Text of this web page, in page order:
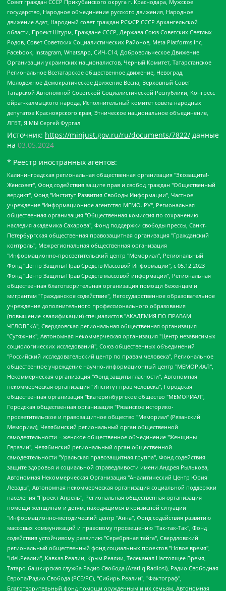
Совет граждан СССР Прикубанского округа г. Краснодара, Мужское
государство, Народное объединение русского движения, Народное
движение Адат, Народный совет граждан РСФСР СССР Архангельской
области, Проект Штурм, Граждане СССР, Держава Союз Советских Светлых
Родов, Совет Советских Социалистических Районов, Meta Platforms Inc,
Facebook, Instagram, WhatsApp, СИЧ-С14, Добровольческое Движение
Организации украинских националистов, Черный Комитет, Татарстанское
Региональное Всетатарское общественное движение, Невоград,
Молодежное Демократическое Движение Весна, Верховный Совет
Татарской Автономной Советской Социалистической Республики, Конгресс
ойрат-калмыцкого народа, Исполнительный комитет совета народных
депутатов Красноярского края, Этническое национальное объединение,
ЛГБТ, Я.МЫ Сергей Фургал
Источник: https://minjust.gov.ru/ru/documents/7822/ данные
на 03.05.2024
* Реестр иностранных агентов:
Калининградская региональная общественная организация "Экозащита!-Женсовет", Фонд содействия защите прав и свобод граждан "Общественный вердикт", Фонд "Институт Развития Свободы Информации", Частное учреждение "Информационное агентство МЕМО. РУ", Региональная общественная организация "Общественная комиссия по сохранению наследия академика Сахарова", Фонд поддержки свободы прессы, Санкт-Петербургская общественная правозащитная организация "Гражданский контроль", Межрегиональная общественная организация "Информационно-просветительский центр "Мемориал", Региональный Фонд "Центр Защиты Прав Средств Массовой Информации", с 05.12.2023 Фонд "Центр Защиты Прав Средств массовой информации", Региональная общественная благотворительная организация помощи беженцам и мигрантам "Гражданское содействие", Негосударственное образовательное учреждение дополнительного профессионального образования (повышение квалификации) специалистов "АКАДЕМИЯ ПО ПРАВАМ ЧЕЛОВЕКА", Свердловская региональная общественная организация "Сутяжник", Автономная некоммерческая организация "Центр независимых социологических исследований", Союз общественных объединений "Российский исследовательский центр по правам человека", Региональное общественное учреждение научно-информационный центр "МЕМОРИАЛ", Некоммерческая организация "Фонд защиты гласности", Автономная некоммерческая организация "Институт прав человека", Городская общественная организация "Екатеринбургское общество "МЕМОРИАЛ", Городская общественная организация "Рязанское историко-просветительское и правозащитное общество "Мемориал" (Рязанский Мемориал), Челябинский региональный орган общественной самодеятельности – женское общественное объединение "Женщины Евразии", Челябинский региональный орган общественной самодеятельности "Уральская правозащитная группа", Фонд содействия защите здоровья и социальной справедливости имени Андрея Рылькова, Автономная Некоммерческая Организация "Аналитический Центр Юрия Левады", Автономная некоммерческая организация социальной поддержки населения "Проект Апрель", Региональная общественная организация помощи женщинам и детям, находящимся в кризисной ситуации "Информационно-методический центр "Анна", Фонд содействия развитию массовых коммуникаций и правовому просвещению "Так-так-Так", Фонд содействия устойчивому развитию "Серебряная тайга", Свердловский региональный общественный фонд социальных проектов "Новое время", "Idel.Реалии", Кавказ.Реалии, Крым.Реалии, Телеканал Настоящее Время, Татаро-башкирская служба Радио Свобода (Azatliq Radiosi), Радио Свободная Европа/Радио Свобода (PCE/PC), "Сибирь.Реалии", "Фактограф", Благотворительный фонд помощи осужденным и их семьям, Автономная некоммерческая организация "Институт глобализации и социальных движений", Фонд "В защиту прав заключенных", Частное учреждение "Центр поддержки и содействия развитию средств массовой информации", Пензенский региональный общественный благотворительный фонд "Гражданский союз", "Север.Реалии", Некоммерческая организация Фонд "Правовая инициатива", Общество с ограниченной ответственностью "Радио Свободная Европа/Радио Свобода", Чешское информационное агентство "MEDIUM-ORIENT", Красноярская региональная общественная организация "Мы против СПИДа", Камалягин Денис Николаевич, Маркелов Сергей Евгеньевич, Пономарев Лев Александрович, Савицкая Людмила Алексеевна, Автономная некоммерческая организация "Центр по работе с проблемой насилия "НАСИЛИЮ.НЕТ", Межрегиональный профессиональный союз работников здравоохранения "Альянс врачей", Юридическое лицо, зарегистрированное в Латвийской Республике, SIA "Medusa Project" (регистрационный номер 40103797863, дата регистрации 10.06.2014), Некоммерческая организация "Фонд по борьбе с коррупцией", Автономная некоммерческая организация "Институт права и публичной политики", Баданин Роман Сергеевич, Гликин Максим Александрович, Железнова Мария Михайловна, Лукьянова Юлия Сергеевна, Маетная Елизавета Витальевна, Маняхин Петр Борисович, Чуракова Ольга Владимировна, Ярош Юлия Петровна, Юридическое лицо "The Insider SIA", зарегистрированное в Риге, Латвийская Республика (дата регистрации 26.06.2015), являющееся администратором доменного имени интернет-издания "The Insider SIA", https://theins.ru, Постернак Алексей Евгеньевич, Рубин Михаил Аркадьевич, Анин Роман Александрович, Юридическое лицо Istories fonds, зарегистрированное в Латвийской Республике (регистрационный номер 50008295751, дата регистрации 24.02.2020), Великовский Дмитрий Александрович, Долинина Ирина Николаевна, Мароховская Алеся Алексеевна, Шлейнов Роман Юрьевич, Шмагун Олеся Валентиновна, Общество с ограниченной ответственностью "Альтаир 2021", Общество с ограниченной ответственностью "Вега 2021", Общество с ограниченной ответственностью "Главный редактор 2021", Общество с ограниченной ответственностью "Ромашки монолит", Важенков Артем Валерьевич, Ивановская областная общественная организация "Центр гендерных исследований", Гурман Юрий Альбертович, Медиапроект "ОВД-Инфо", Егоров Владимир Владимирович, Жилинский Владимир Александрович, Общество с ограниченной ответственностью "ЗП", Иванова София Юрьевна, Карезина Инна Павловна, Кильтау Екатерина Викторовна, Петров Алексей Викторович, Пискунов Сергей Евгеньевич, Смирнов Сергей Сергеевич, Тихонов Михаил Сергеевич, Общество с ограниченной ответственностью "ЖУРНАЛИСТ-ИНОСТРАННЫЙ АГЕНТ", Арапова Галина Юрьевна, Вольтская Татьяна Анатольевна, Американская компания "Mason G.E.S. Anonymous Foundation" (США), являющаяся владельцем интернет-издания https://mnews.world/, Компания "Stichting Bellingcat", зарегистрированная в Нидерландах (дата регистрации 11.07.2018), Захаров Андрей Вячеславович, Клепиковская Екатерина Дмитриевна, Общество с ограниченной ответственностью "МЕМО", Перл Роман Александрович, Симонов Евгений Алексеевич, Соловьева Елена Анатольевна, Сотников Даниил Владимирович, Сурначева Елизавета Дмитриевна, Автономная некоммерческая организация по защите прав человека и информированию населения "Якутия – Наше Мнение", Общество с ограниченной ответственностью "Москоу диджитал медиа", с 26.01.2023 Общество с ограниченной ответственностью "Чайка Белые сады", Ветошкина Валерия Валерьевна, Заговора Максим Александрович, Межрегиональное общественное движение "Российская ЛГБТ - сеть", Оленичев Максим Владимирович, Павлов Иван Юрьевич, Скворцова Елена Сергеевна, Общество с ограниченной ответственностью "Как бы инагент", Кочетков Игорь Викторович, Общество с ограниченной ответственностью "Честные выборы", Еланчик Олег Александрович, Общество с ограниченной ответственностью "Нобелевский призыв", Гималова Регина Эмилевна, Григорьев Андрей Валерьевич, Григорьева Алина Александровна, Ассоциация по содействию защите прав призывников, альтернативнослужащих и военнослужащих "Правозащитная группа "Гражданин.Армия.Право", Хисамова Регина Фаритовна, Автономная некоммерческая организация по реализации социально-правовых программ "Лилит", Дальневосточное общественное движение "Маяк", Санкт-Петербургская ЛГБТ-инициативная группа "Выход", Инициативная группа ЛГБТ+ "Реверс", Алексеев Андрей Викторович, Бекбулатова Таисия Львовна, Беляев Иван Михайлович, Владыкина Елена Сергеевна, Гельман Марат Александрович, Никульшина Вероника Юрьевна, Толоконникова Надежда Андреевна, Шендерович Виктор Анатольевич, Общество с ограниченной ответственностью "Данное сообщение", Общество с ограниченной ответственностью Издательский дом "Новая глава", Айнбиндер Александра Александровна, Московский комьюнити-центр для ЛГБТ+инициатив, Благотворительный фонд развития филантропии, Deutsche Welle (Германия, Kurt-Schumacher-Strasse 3, 53113 Bonn), Борзунова Мария Михайловна, Воробьев Виктор Викторович, Голубева Анна Львовна, Константинова Алла Михайловна, Малкова Ирина Владимировна, Мурадов Мурад Абдулгалимович, Осетинская Елизавета Николаевна, Понасенков Евгений Николаевич, Ганапольский Матвей Юрьевич, Киселев Евгений Алексеевич, Борухович Ирина Григорьевна, Дремин Иван Тимофеевич, Дубровский Дмитрий Викторович, Красноярская региональная общественная организация поддержки и развития альтернативных образовательных технологий и межкультурных коммуникаций "ИНТЕРРА", Маяковская Екатерина Алексеевна, Фейгин Марк Захарович, Филимонов Андрей Викторович, Дзугкоева Регина Николаевна, Доброхотов Роман Александрович, Дудь Юрий Александрович, Елкин Сергей Владимирович, Кругликов Кирилл Игоревич, Сабунаева Мария Леонидовна, Семенов Алексей Владимирович, Шаинян Карен Багратович, Шульман Екатерина Михайловна, Асафьев Артур Валерьевич, Вахштайн Виктор Семенович, Венедиктов Алексей Алексеевич, Лушникова Екатерина Евгеньевна, Волков Леонид Михайлович, Невзоров Александр Глебович, Пархоменко Сергей Борисович, Сироткин Ярослав Николаевич, Кара-Мурза Владимир Владимирович, Баранова Наталья Владимировна, Гозман Леонид Яковлевич, Кагарлицкий Борис Юльевич, Климарев Михаил Валерьевич, Милов Владимир Станиславович, Автономная некоммерческая организация Краснодарский центр современного искусства "Типография", Моргенштерн Алишер Тагирович, Соболь Любовь Эдуардовна, Общество с ограниченной ответственностью "ЛИЗА НОРМ", Каспаров Гарри Кимович, Ходорковский Михаил Борисович, Общество с ограниченной ответственностью "Апрельские тезисы", Данилович Ирина Брониславовна, Кашин Олег Владимирович, Петров Николай Владимирович, Пивоваров Алексей Владимирович, Соколов Михаил Владимирович, Цветкова Юлия Владимировна, Чичваркин Евгений Александрович, Комитет против пыток/Команда против пыток, Общество с ограниченной ответственностью "Первый научный", Общество с ограниченной ответственностью "Вертолет и ко", Белоцерковская Вероника Борисовна, Кац Максим Евгеньевич, Лазарева Татьяна Юрьевна, Шаведдинов Руслан Табризович, Яшин Илья Валерьевич, Общество с ограниченной ответственностью "Иноагент ААВ", Алешковский Дмитрий Петрович, Альбац Евгения Марковна, Быков Дмитрий Львович, Галямина Юлия Евгеньевна, Лойко Сергей Леонидович, Мартынов Кирилл Константинович, Медведев Сергей Александрович, Крашенинников Федор Геннадиевич, Гордеева Катерина Вл